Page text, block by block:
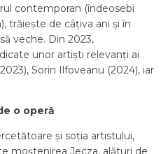
contemporan (îndeosebi
trăiește de câțiva ani și în
veche. Din 2023,
unor artiști relevanți ai
Sorin Ilfoveanu (2024), iar
o operă
și soția artistului,
moștenirea Jecza, alături de